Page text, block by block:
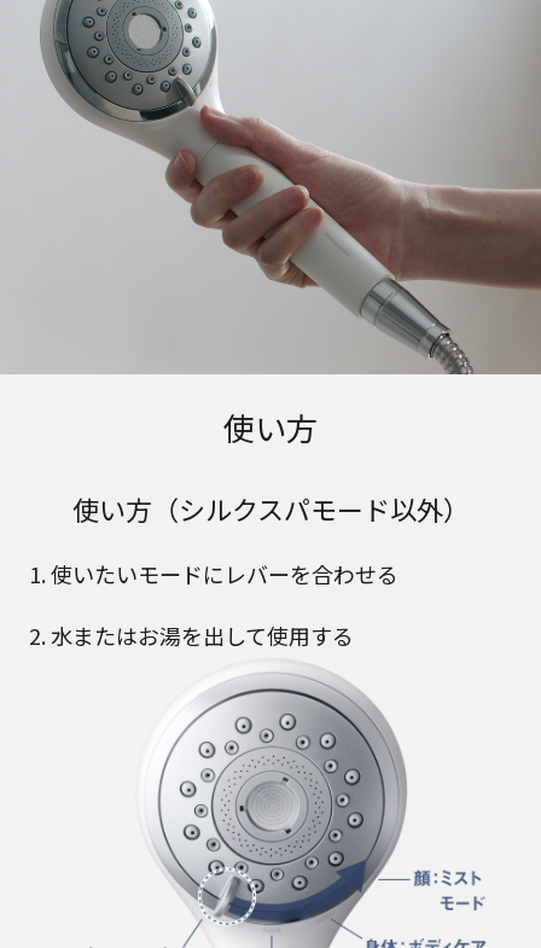
使い方
使い方（シルクスパモード以外）
1. 使いたいモードにレバーを合わせる
2. 水またはお湯を出して使用する